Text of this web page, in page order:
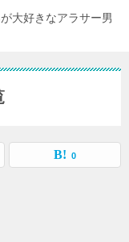
大好きなアラサー男
0